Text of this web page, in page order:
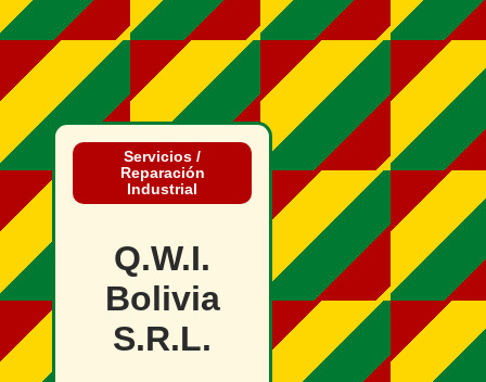
Servicios /
Reparación
Industrial
Q.W.I.
Bolivia
S.R.L.